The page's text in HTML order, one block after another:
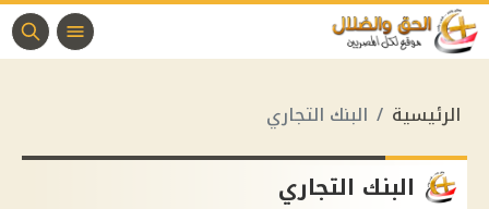
الرئيسية البنك التجاري
البنك التجاري